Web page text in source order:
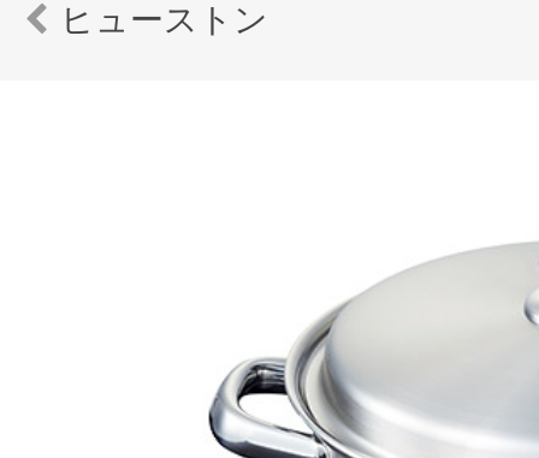
ヒューストン